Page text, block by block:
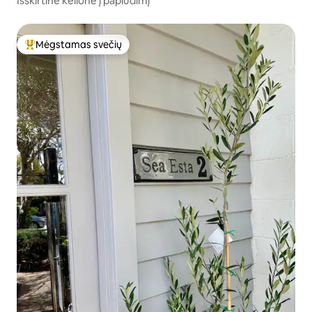
Svečių mėgstamiausias
Mėgstamas svečių